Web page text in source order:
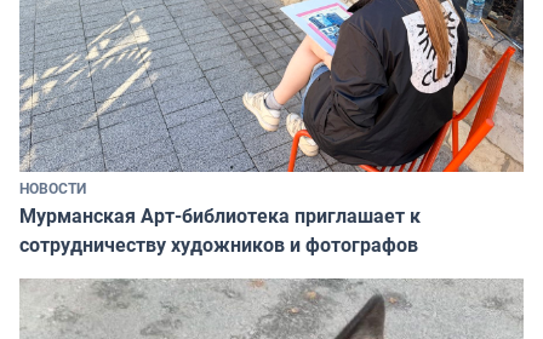
НОВОСТИ
Мурманская Арт-библиотека приглашает к
сотрудничеству художников и фотографов